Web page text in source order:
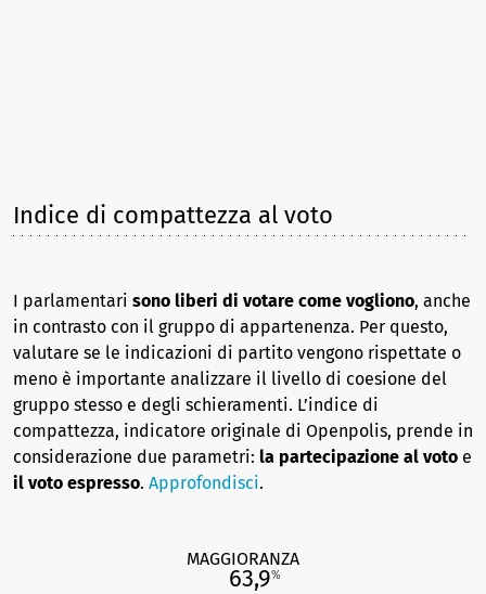
Indice di compattezza al voto
I parlamentari sono liberi di votare come vogliono, anche
in contrasto con il gruppo di appartenenza. Per questo,
valutare se le indicazioni di partito vengono rispettate o
meno è importante analizzare il livello di coesione del
gruppo stesso e degli schieramenti. L’indice di
compattezza, indicatore originale di Openpolis, prende in
considerazione due parametri: la partecipazione al voto e
il voto espresso. Approfondisci.
MAGGIORANZA
63,9%